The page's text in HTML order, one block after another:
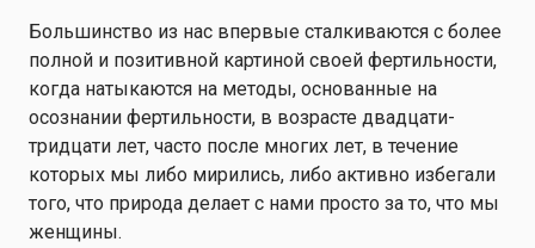
Большинство из нас впервые сталкиваются с более
полной и позитивной картиной своей фертильности,
когда натыкаются на методы, основанные на
осознании фертильности, в возрасте двадцати-
тридцати лет, часто после многих лет, в течение
которых мы либо мирились, либо активно избегали
того, что природа делает с нами просто за то, что мы
женщины.